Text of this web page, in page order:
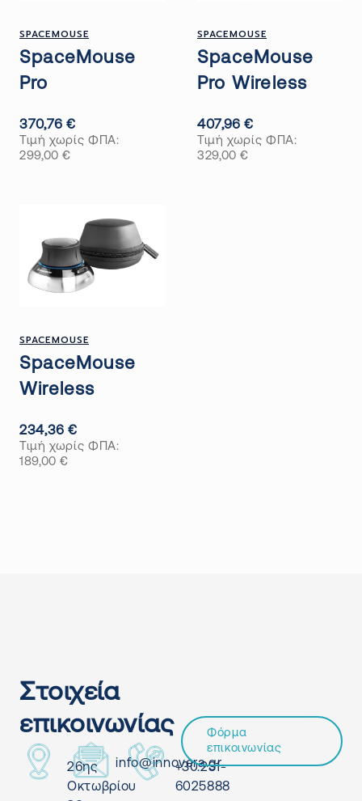
SPACEMOUSE
SpaceMouse
Pro
370,76€
Τιμή χωρίς ΦΠΑ:
299,00€
SPACEMOUSE
SpaceMouse
Pro Wireless
407,96€
Τιμή χωρίς ΦΠΑ:
329,00€
SPACEMOUSE
SpaceMouse
Wireless
234,36€
Τιμή χωρίς ΦΠΑ:
189,00€
Στοιχεία
επικοινωνίας
26ης
Οκτωβρίου
info@innovera.gr
+30.231-
6025888
Φόρμα
επικοινωνίας